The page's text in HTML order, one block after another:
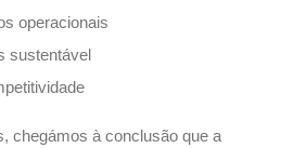
operacionais
sustentável
chegámos à conclusão que a